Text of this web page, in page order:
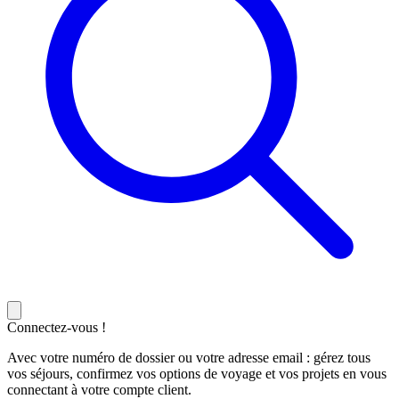
Connectez-vous !
Avec votre numéro de dossier ou votre adresse email : gérez tous
vos séjours, confirmez vos options de voyage et vos projets en vous
connectant à votre compte client.